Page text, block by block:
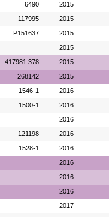
6490 2015
117995 2015
P151637 2015
2015
417981 378 2015
268142 2015
1546-1 2016
1500-1 2016
2016
121198 2016
1528-1 2016
2016
2016
2016
2017